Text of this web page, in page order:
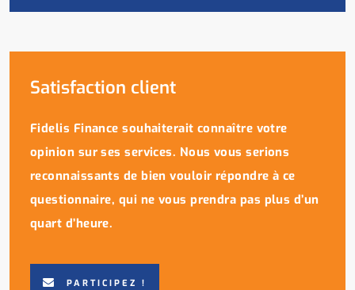
Satisfaction client
Fidelis Finance souhaiterait connaître votre
opinion sur ses services. Nous vous serions
reconnaissants de bien vouloir répondre à ce
questionnaire, qui ne vous prendra pas plus d’un
quart d’heure.
PARTICIPEZ !